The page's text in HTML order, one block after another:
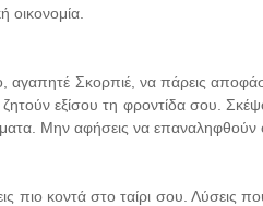
οικονομία.
Σκορπιέ, να πάρεις
εξίσου τη φροντίδα σου.
Μην αφήσεις να επαναληφθούν οι
πιο κοντά στο ταίρι σου. Λύσεις